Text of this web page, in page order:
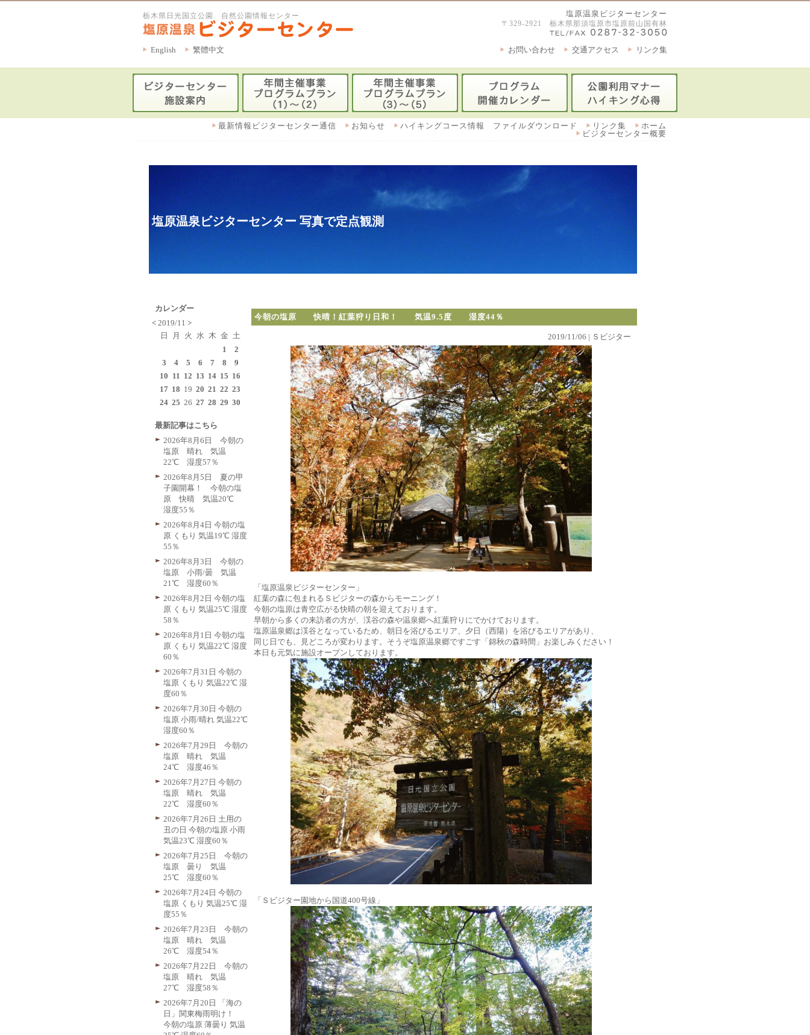
栃木県日光国立公園 自然公園情報センター 塩原温泉ビジターセンター
〒329-2921 栃木県那須塩原市塩原前山国有林
English 繁體中文 リンク集
交通アクセス
お問い合わせ
ホーム
リンク集
ハイキングコース情報 ファイルダウンロード
お知らせ
最新情報ビジターセンター通信
ビジターセンター概要
塩原温泉ビジターセンター 写真で定点観測
今朝の塩原 快晴！紅葉狩り日和！ 気温9.5度 湿度44％
2019/11/06 | Ｓビジター
「塩原温泉ビジターセンター」
紅葉の森に包まれるＳビジターの森からモーニング！
今朝の塩原は青空広がる快晴の朝を迎えております。
早朝から多くの来訪者の方が、渓谷の森や温泉郷へ紅葉狩りにでかけております。
塩原温泉郷は渓谷となっているため、朝日を浴びるエリア、夕日（西陽）を浴びるエリアがあり、
同じ日でも、見どころが変わります。そうぞ塩原温泉郷ですごす「錦秋の森時間」お楽しみください！
本日も元気に施設オープンしております。
「Ｓビジター園地から国道400号線」
カレンダー
< 2019/11 >
日
月 火 水 木 金 土
1
2
3
4 5 6 7 8
9
10 11 12 13 14 15 16
17 18 19 20 21 22 23
24 25 26 27 28 29 30
最新記事はこちら
2026年8月6日 今朝の
塩原 晴れ 気温
22℃ 湿度57％
2026年8月5日 夏の甲
子園開幕！ 今朝の塩
原 快晴 気温20℃
湿度55％
2026年8月4日 今朝の塩
原 くもり 気温19℃ 湿度
55％
2026年8月3日 今朝の
塩原 小雨/曇 気温
21℃ 湿度60％
2026年8月2日 今朝の塩
原 くもり 気温25℃ 湿度
58％
2026年8月1日 今朝の塩
原 くもり 気温22℃ 湿度
60％
2026年7月31日 今朝の
塩原 くもり 気温22℃ 湿
度60％
2026年7月30日 今朝の
塩原 小雨/晴れ 気温22℃
湿度60％
2026年7月29日 今朝の
塩原 晴れ 気温
24℃ 湿度46％
2026年7月27日 今朝の
塩原 晴れ 気温
22℃ 湿度60％
2026年7月26日 土用の
丑の日 今朝の塩原 小雨
気温23℃ 湿度60％
2026年7月25日 今朝の
塩原 曇り 気温
25℃ 湿度60％
2026年7月24日 今朝の
塩原 くもり 気温25℃ 湿
度55％
2026年7月23日 今朝の
塩原 晴れ 気温
26℃ 湿度54％
2026年7月22日 今朝の
塩原 晴れ 気温
27℃ 湿度58％
2026年7月20日 「海の
日」関東梅雨明け！
今朝の塩原 薄曇り 気温